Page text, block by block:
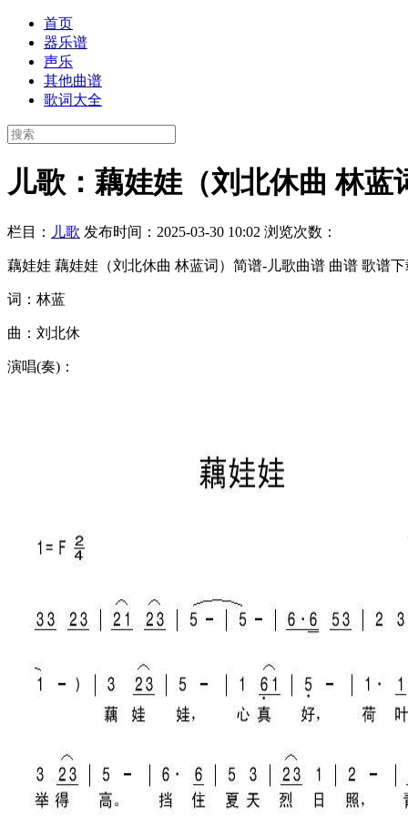
首页
器乐谱
声乐
其他曲谱
歌词大全
儿歌：藕娃娃（刘北休曲 林蓝
栏目： 儿歌 发布时间：2025-03-30 10:02 浏览次数：
藕娃娃 藕娃娃（刘北休曲 林蓝词）简谱-儿歌曲谱 曲谱 歌谱下
词：林蓝
曲：刘北休
演唱(奏)：